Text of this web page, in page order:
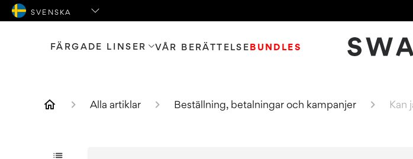
FÄRGADE LINSER VÅR BERÄTTELSEBUNDLES
Alla artiklar Beställning, betalningar och kampanjer Kan